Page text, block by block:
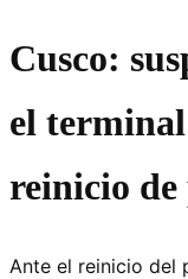
Cusco:
el
reinicio de
Ante el reinicio del